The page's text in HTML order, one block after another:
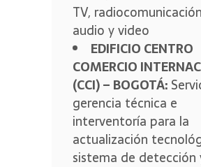
TV,
audio y video
EDIFICIO CENTRO
COMERCIO
(CCI) – BOGOTÁ:
gerencia técnica e
interventoría para la
actualización
sistema de detección